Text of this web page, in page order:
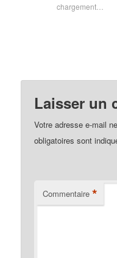
chargement…
Laisser un
Votre adresse e-mail
obligatoires sont
Commentaire *